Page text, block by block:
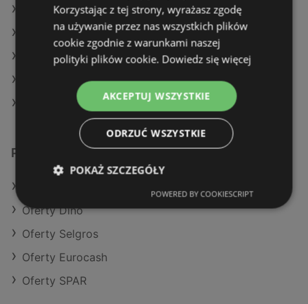
Aktualne gazetki Gram Market
Aktualne gazetki Makro
Aktualne gazetki Eurocash
Aktualne gazetki Aldi
Sklepy Stokrotka w Police
Podobne sklepy detaliczne
Oferty Dino
Oferty Selgros
Oferty Eurocash
Oferty SPAR
Korzystając z tej strony, wyrażasz zgodę
na używanie przez nas wszystkich plików
cookie zgodnie z warunkami naszej
polityki plików cookie. Dowiedz się więcej
AKCEPTUJ WSZYSTKIE
ODRZUĆ WSZYSTKIE
POKAŻ SZCZEGÓŁY
POWERED BY COOKIESCRIPT